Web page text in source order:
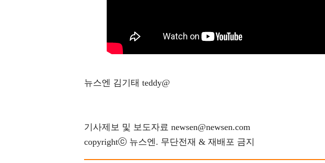
뉴스엔 김기태 teddy@
기사제보 및 보도자료 newsen@newsen.com
copyrightⓒ 뉴스엔. 무단전재 & 재배포 금지